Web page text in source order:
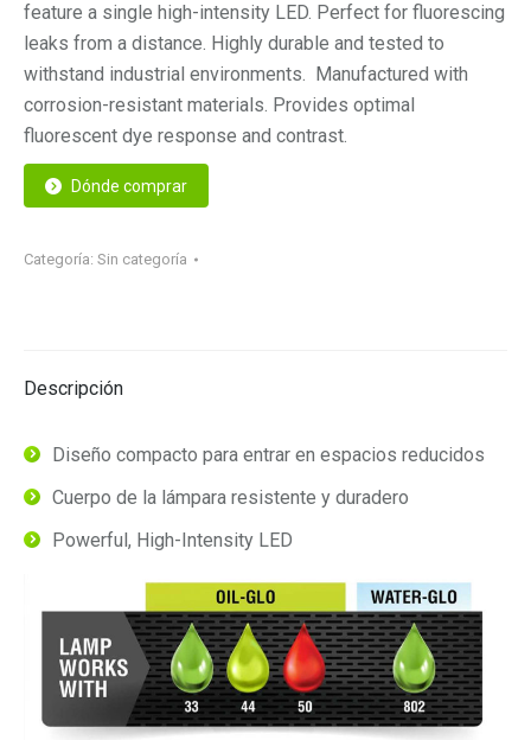
feature a single high-intensity LED. Perfect for fluorescing
leaks from a distance. Highly durable and tested to
withstand industrial environments. Manufactured with
corrosion-resistant materials. Provides optimal
fluorescent dye response and contrast.
Dónde comprar
Categoría: Sin categoría
Descripción
Diseño compacto para entrar en espacios reducidos
Cuerpo de la lámpara resistente y duradero
Powerful, High-Intensity LED